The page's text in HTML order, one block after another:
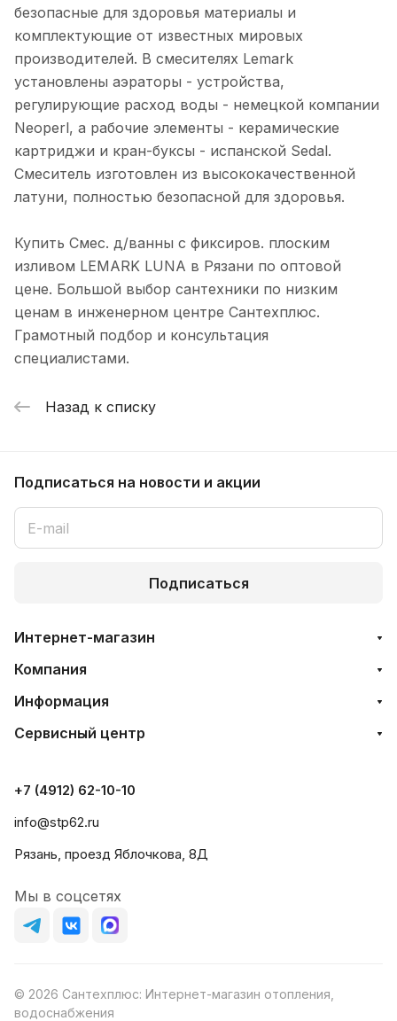
безопасные для здоровья материалы и
комплектующие от известных мировых
производителей. В смесителях Lemark
установлены аэраторы - устройства,
регулирующие расход воды - немецкой компании
Neoperl, а рабочие элементы - керамические
картриджи и кран-буксы - испанской Sedal.
Смеситель изготовлен из высококачественной
латуни, полностью безопасной для здоровья.
Купить Смес. д/ванны с фиксиров. плоским
изливом LEMARK LUNA в Рязани по оптовой
цене. Большой выбор сантехники по низким
ценам в инженерном центре Сантехплюс.
Грамотный подбор и консультация
специалистами.
Назад к списку
Подписаться на новости и акции
Подписаться
Интернет-магазин
Компания
Информация
Сервисный центр
+7 (4912) 62-10-10
info@stp62.ru
Рязань, проезд Яблочкова, 8Д
Мы в соцсетях
© 2026 Сантехплюс: Интернет-магазин отопления,
водоснабжения